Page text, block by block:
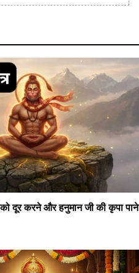
दूर करने और हनुमान जी की कृपा पाने